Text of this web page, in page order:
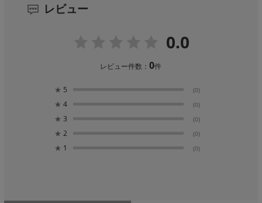
レビュー
0.0
レビュー件数：0件
★ 5 (0)
★ 4 (0)
★ 3 (0)
★ 2 (0)
★ 1 (0)